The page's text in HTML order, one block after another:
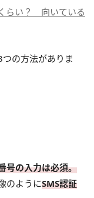
らい？ 向いている
の方法がありま
号の入力は必須。
のようにSMS認証